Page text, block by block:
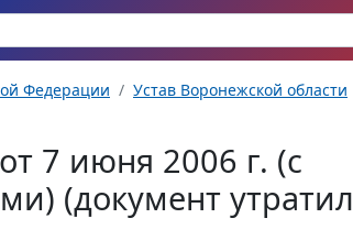
Федерации
Устав Воронежской области
7 июня 2006 г. (с
(документ утратил